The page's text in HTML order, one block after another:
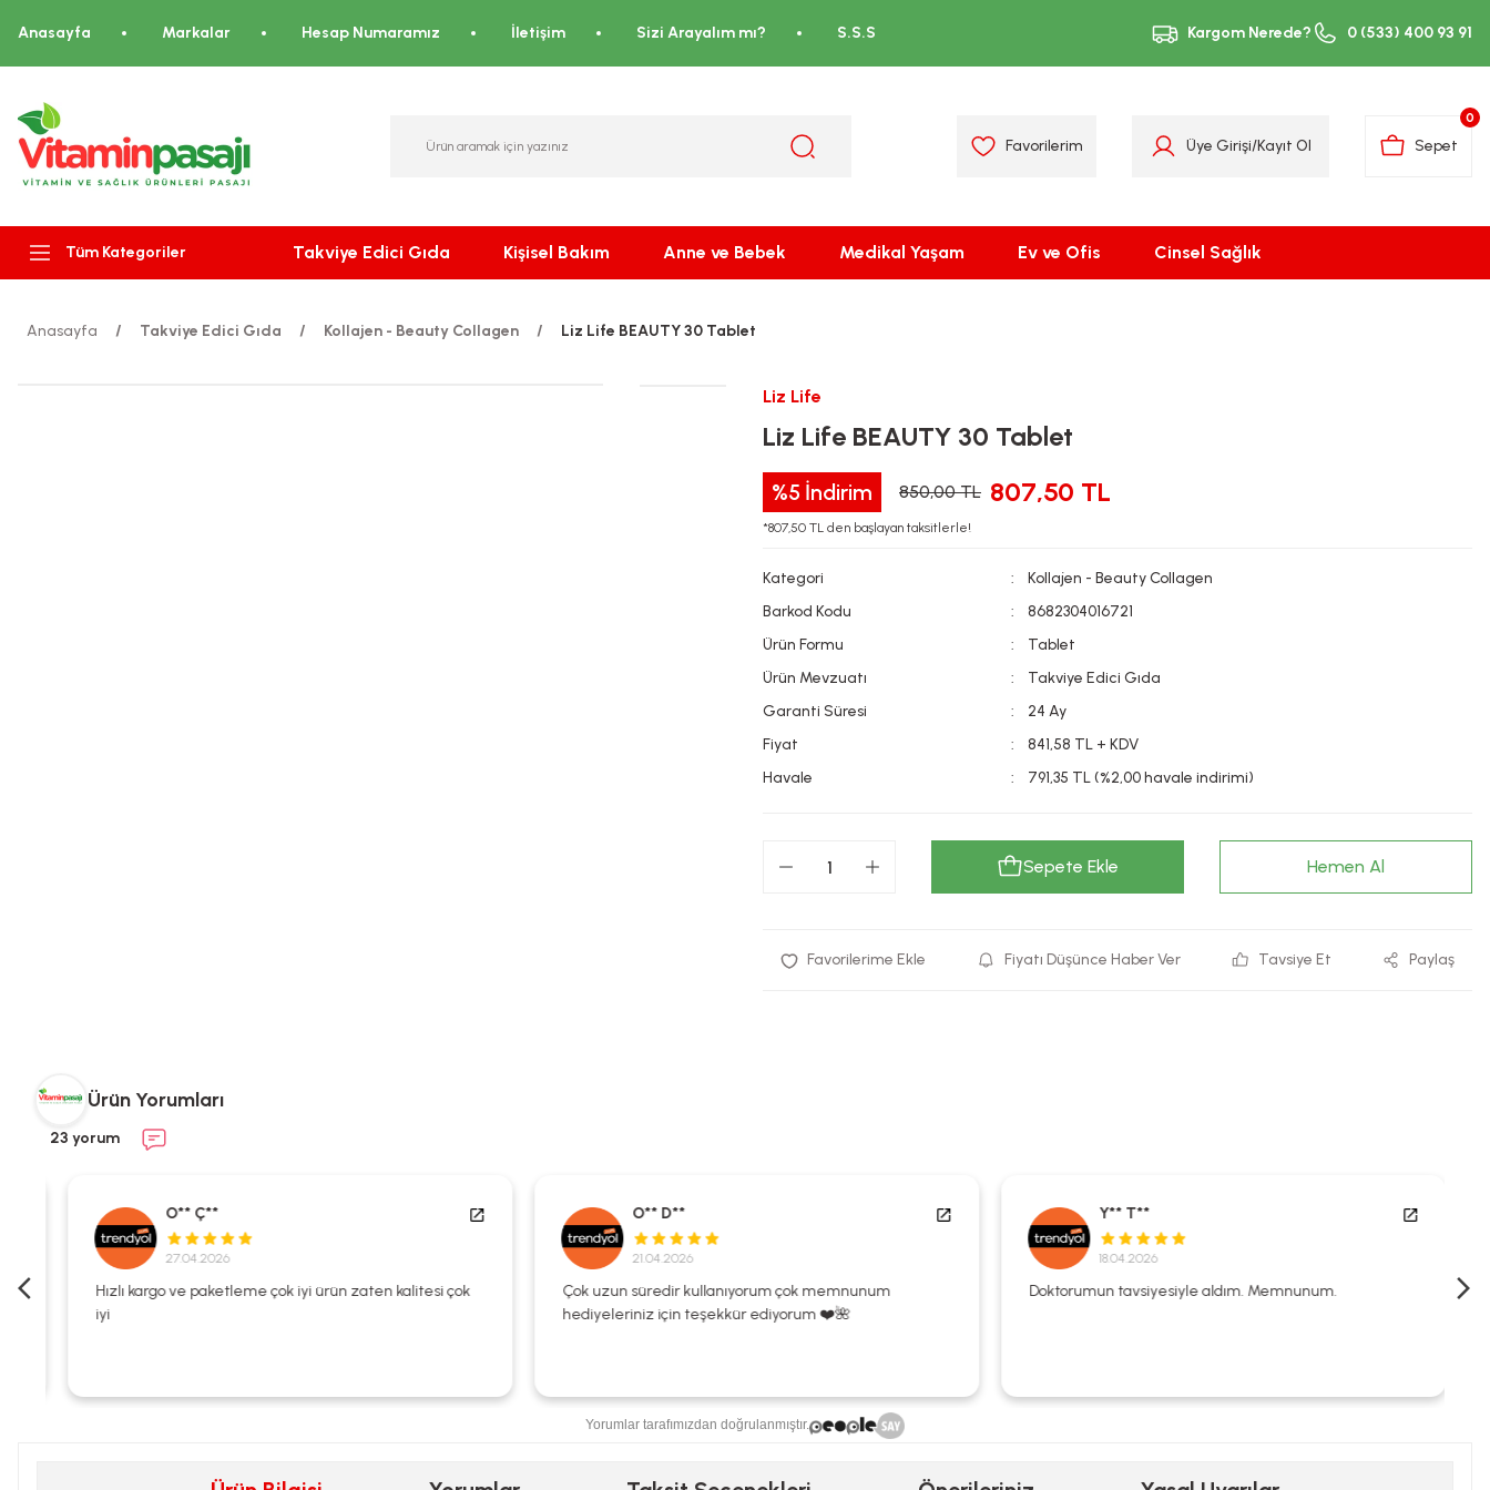
Anasayfa Markalar Hesap Numaramız İletişim Sizi Arayalım mı? S.S.S Kargom Nerede? 0 (533) 400 93 91
Favorilerim Üye Girişi/Kayıt Ol Sepet
0
Tüm Kategoriler Takviye Edici Gıda Kişisel Bakım Anne ve Bebek Medikal Yaşam Ev ve Ofis Cinsel Sağlık
Anasayfa Takviye Edici Gıda Kollajen - Beauty Collagen Liz Life BEAUTY 30 Tablet
Liz Life
Liz Life BEAUTY 30 Tablet
%5 İndirim 850,00 TL 807,50 TL
*807,50 TL den başlayan taksitlerle!
Kategori
Kollajen - Beauty Collagen
Barkod Kodu
8682304016721
Ürün Formu
Tablet
Ürün Mevzuatı
Takviye Edici Gıda
Garanti Süresi
24 Ay
Fiyat
841,58 TL + KDV
Havale
791,35 TL (%2,00 havale indirimi)
Sepete Ekle Hemen Al
Fiyatı Düşünce Haber Ver Tavsiye Et Paylaş
Ürün Yorumları
23 yorum
O** Ç**
27.04.2026
Hızlı kargo ve paketleme çok iyi ürün zaten kalitesi çok
iyi
O** D**
21.04.2026
Çok uzun süredir kullanıyorum çok memnunum
hediyeleriniz için teşekkür ediyorum ❤️🌺
Y** T**
18.04.2026
Doktorumun tavsiyesiyle aldım. Memnunum.
Yorumlar tarafımızdan doğrulanmıştır.